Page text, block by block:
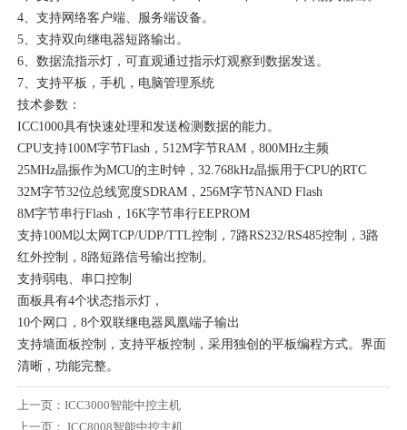
4、支持网络客户端、服务端设备。
5、支持双向继电器短路输出。
6、数据流指示灯，可直观通过指示灯观察到数据发送。
7、支持平板，手机，电脑管理系统
技术参数：
ICC1000具有快速处理和发送检测数据的能力。
CPU支持100M字节Flash，512M字节RAM，800MHz主频
25MHz晶振作为MCU的主时钟，32.768kHz晶振用于CPU的RTC
32M字节32位总线宽度SDRAM，256M字节NAND Flash
8M字节串行Flash，16K字节串行EEPROM
支持100M以太网TCP/UDP/TTL控制，7路RS232/RS485控制，3路
红外控制，8路短路信号输出控制。
支持弱电、串口控制
面板具有4个状态指示灯，
10个网口，8个双联继电器凤凰端子输出
支持墙面板控制，支持平板控制，采用独创的平板编程方式。界面
清晰，功能完整。
上一页： ICC3000智能中控主机
上一页： ICC8008智能中控主机